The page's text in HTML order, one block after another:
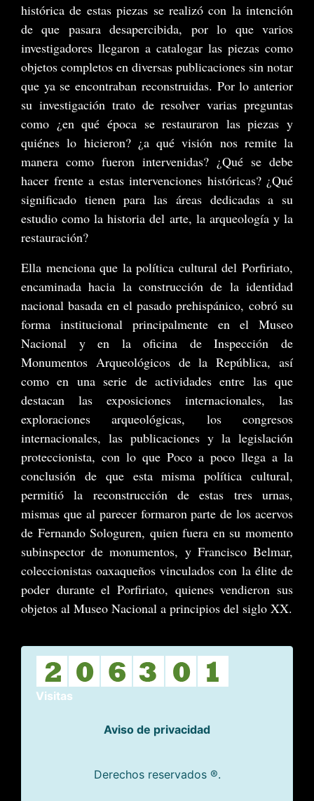
histórica de estas piezas se realizó con la intención
de que pasara desapercibida, por lo que varios
investigadores llegaron a catalogar las piezas como
objetos completos en diversas publicaciones sin notar
que ya se encontraban reconstruidas. Por lo anterior
su investigación trato de resolver varias preguntas
como ¿en qué época se restauraron las piezas y
quiénes lo hicieron? ¿a qué visión nos remite la
manera como fueron intervenidas? ¿Qué se debe
hacer frente a estas intervenciones históricas? ¿Qué
significado tienen para las áreas dedicadas a su
estudio como la historia del arte, la arqueología y la
restauración?
Ella menciona que la política cultural del Porfiriato,
encaminada hacia la construcción de la identidad
nacional basada en el pasado prehispánico, cobró su
forma institucional principalmente en el Museo
Nacional y en la oficina de Inspección de
Monumentos Arqueológicos de la República, así
como en una serie de actividades entre las que
destacan las exposiciones internacionales, las
exploraciones arqueológicas, los congresos
internacionales, las publicaciones y la legislación
proteccionista, con lo que Poco a poco llega a la
conclusión de que esta misma política cultural,
permitió la reconstrucción de estas tres urnas,
mismas que al parecer formaron parte de los acervos
de Fernando Sologuren, quien fuera en su momento
subinspector de monumentos, y Francisco Belmar,
coleccionistas oaxaqueños vinculados con la élite de
poder durante el Porfiriato, quienes vendieron sus
objetos al Museo Nacional a principios del siglo XX.
Visitas
Aviso de privacidad
Derechos reservados ®.